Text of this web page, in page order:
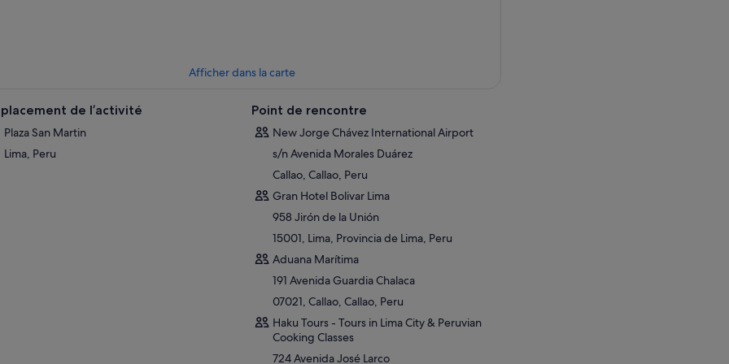
Afficher dans la carte
de l’activité
Plaza San Martin
Lima, Peru
Point de rencontre
New Jorge Chávez International Airport
s/n Avenida Morales Duárez
Callao, Callao, Peru
Gran Hotel Bolivar Lima
958 Jirón de la Unión
15001, Lima, Provincia de Lima, Peru
Aduana Marítima
191 Avenida Guardia Chalaca
07021, Callao, Callao, Peru
Haku Tours - Tours in Lima City & Peruvian
Cooking Classes
724 Avenida José Larco